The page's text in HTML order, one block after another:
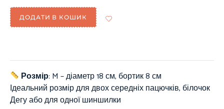
ДОДАТИ В КОШИК
Розмір: M – діаметр 18 см, бортик 8 см
Ідеальний розмір для двох середніх пацючків, білочок
Дегу або для одної шиншилки